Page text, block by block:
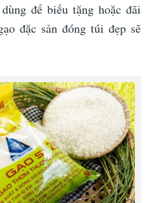
để biếu tặng hoặc đãi
đặc sản đóng túi đẹp sẽ